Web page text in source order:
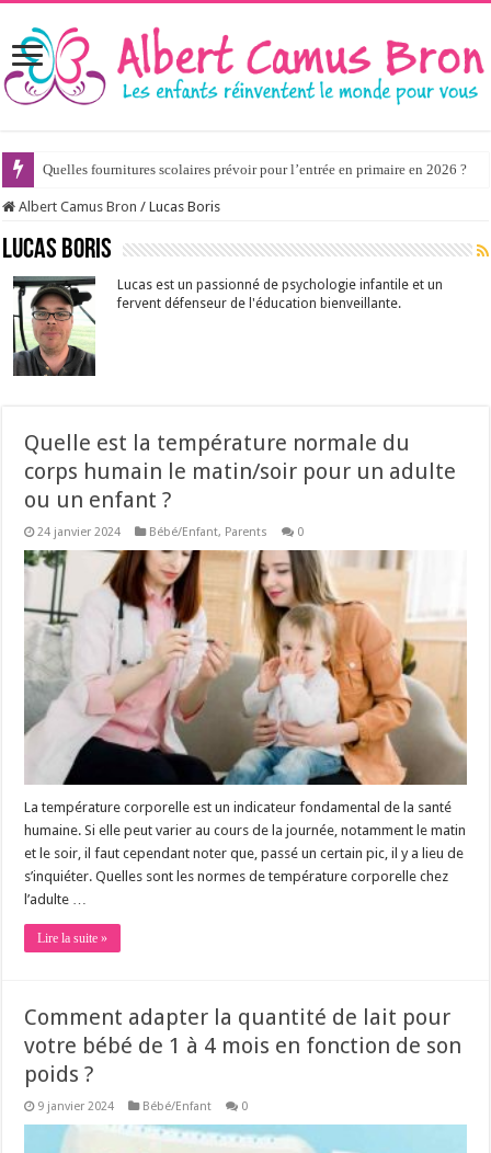
Quelles fournitures scolaires prévoir pour l’entrée en primaire en 2026 ?
Albert Camus Bron / Lucas Boris
Lucas Boris
Lucas est un passionné de psychologie infantile et un
fervent défenseur de l'éducation bienveillante.
Quelle est la température normale du
corps humain le matin/soir pour un adulte
ou un enfant ?
24 janvier 2024 Bébé/Enfant, Parents 0
La température corporelle est un indicateur fondamental de la santé
humaine. Si elle peut varier au cours de la journée, notamment le matin
et le soir, il faut cependant noter que, passé un certain pic, il y a lieu de
s’inquiéter. Quelles sont les normes de température corporelle chez
l’adulte …
Lire la suite »
Comment adapter la quantité de lait pour
votre bébé de 1 à 4 mois en fonction de son
poids ?
9 janvier 2024 Bébé/Enfant 0